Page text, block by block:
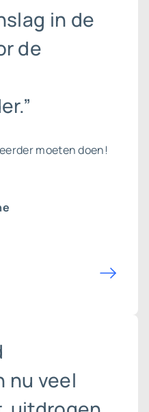
in de
de
moeten doen!
nu veel